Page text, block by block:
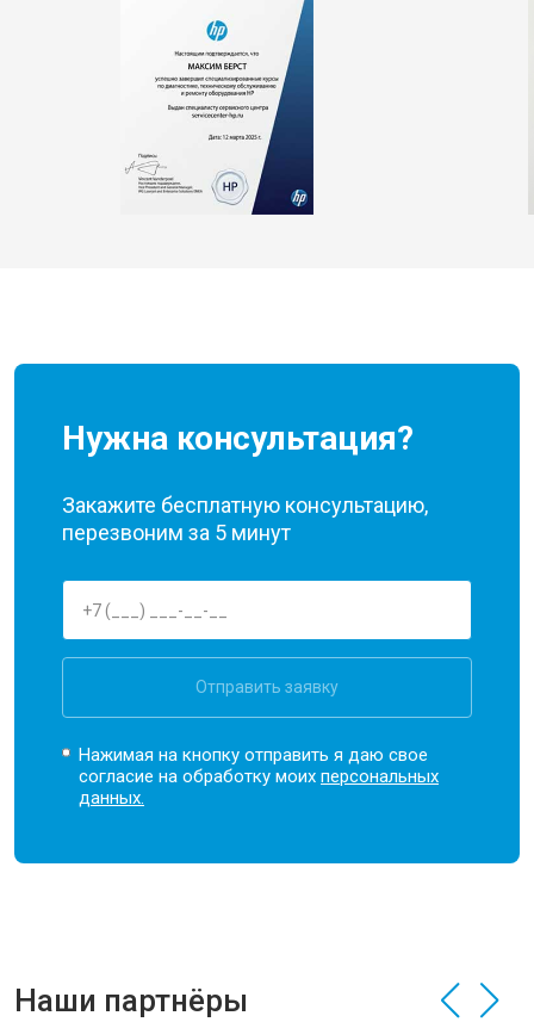
Нужна консультация?
Закажите бесплатную консультацию,
перезвоним за 5 минут
Отправить заявку
Нажимая на кнопку отправить я даю свое
согласие на обработку моихперсональных
данных.
Наши партнёры